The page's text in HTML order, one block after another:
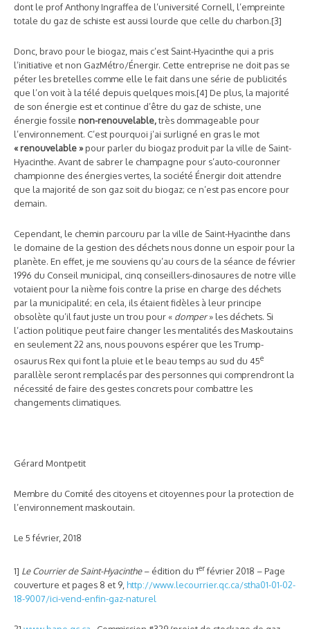
dont le prof Anthony Ingraffea de l’université Cornell, l’empreinte
totale du gaz de schiste est aussi lourde que celle du charbon.[3]
Donc, bravo pour le biogaz, mais c’est Saint-Hyacinthe qui a pris
l’initiative et non GazMétro/Énergir. Cette entreprise ne doit pas se
péter les bretelles comme elle le fait dans une série de publicités
que l’on voit à la télé depuis quelques mois.[4] De plus, la majorité
de son énergie est et continue d’être du gaz de schiste, une
énergie fossile non-renouvelable,très dommageable pour
l’environnement. C’est pourquoi j’ai surligné en gras le mot
« renouvelable »pour parler du biogaz produit par la ville de Saint-
Hyacinthe. Avant de sabrer le champagne pour s’auto-couronner
championne des énergies vertes, la société Énergir doit attendre
que la majorité de son gaz soit du biogaz; ce n’est pas encore pour
demain.
Cependant, le chemin parcouru par la ville de Saint-Hyacinthe dans
le domaine de la gestion des déchets nous donne un espoir pour la
planète. En effet, je me souviens qu’au cours de la séance de février
1996 du Conseil municipal, cinq conseillers-dinosaures de notre ville
votaient pour la nième fois contre la prise en charge des déchets
par la municipalité; en cela, ils étaient fidèles à leur principe
obsolète qu’il faut juste un trou pour « domper» les déchets. Si
l’action politique peut faire changer les mentalités des Maskoutains
en seulement 22 ans, nous pouvons espérer que les Trump-
osaurus Rex qui font la pluie et le beau temps au sud du 45e
parallèle seront remplacés par des personnes qui comprendront la
nécessité de faire des gestes concrets pour combattre les
changements climatiques.
Gérard Montpetit
Membre du Comité des citoyens et citoyennes pour la protection de
l’environnement maskoutain.
Le 5 février, 2018
1] Le Courrier de Saint-Hyacinthe– édition du 1erfévrier 2018 – Page
couverture et pages 8 et 9,http://www.lecourrier.qc.ca/stha01-01-02-
18-9007/ici-vend-enfin-gaz-naturel